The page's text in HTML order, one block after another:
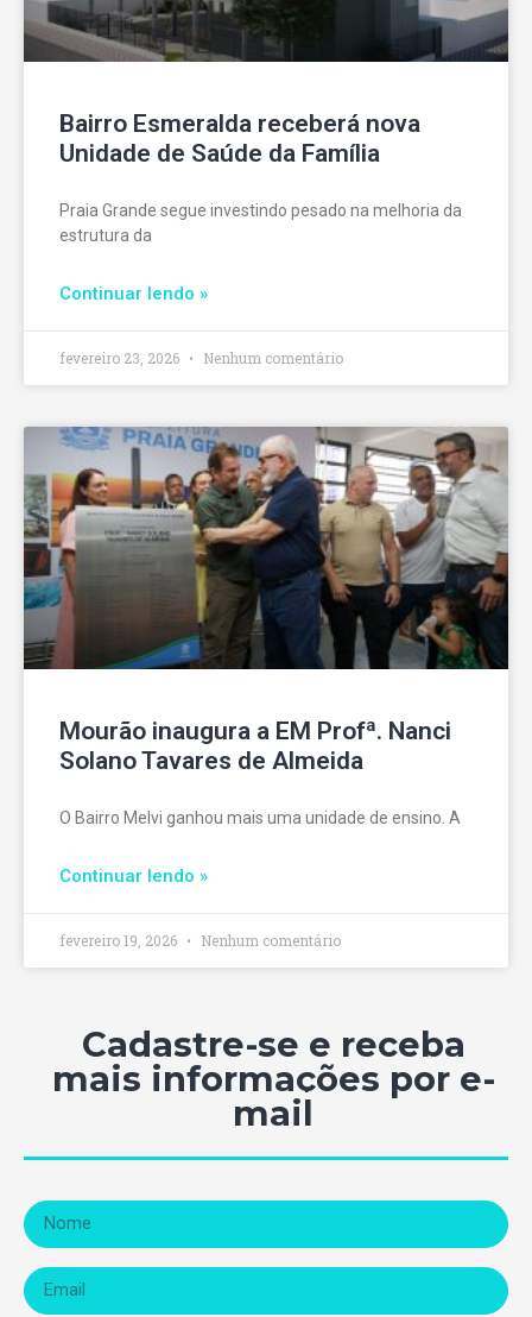
Bairro Esmeralda receberá nova
Unidade de Saúde da Família
Praia Grande segue investindo pesado na melhoria da
estrutura da
Continuar lendo »
fevereiro 23, 2026 Nenhum comentário
Mourão inaugura a EM Profª. Nanci
Solano Tavares de Almeida
O Bairro Melvi ganhou mais uma unidade de ensino. A
Continuar lendo »
fevereiro 19, 2026 Nenhum comentário
Cadastre-se e receba
mais informações por e-
mail